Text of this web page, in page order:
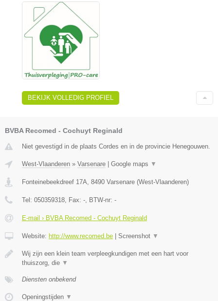
BEKIJK VOLLEDIG PROFIEL
BVBA Recomed - Cochuyt Reginald
Niet gevestigd in de plaats Cordes en in de provincie Henegouwen.
West-Vlaanderen » Varsenare | Google maps ▼
Fonteinebeekdreef 17A 8490 Varsenare (West-Vlaanderen)
Tel: 050359318 , Fax: - , BTW-nr: -
E-mail › BVBA Recomed - Cochuyt Reginald
Website: http://www.recomed.be | Screenshot ▼
Wij zijn een klein team verpleegkundigen met een hart voor
thuiszorg, die ▼
Diensten onbekend
Openingstijden ▼